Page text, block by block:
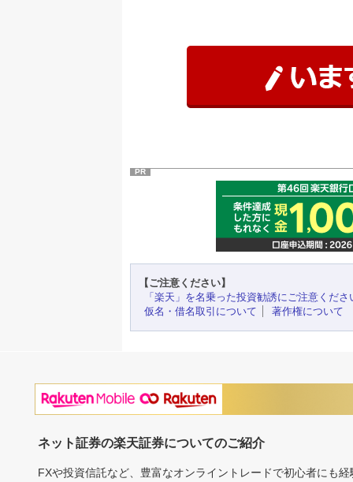
PR
【ご注意ください】
「楽天」を名乗った投資勧誘にご注意くださ
仮名・借名取引について
著作権について
ネット証券の楽天証券についてのご紹介
FXや投資信託など、豊富なオンライントレードで初心者にも